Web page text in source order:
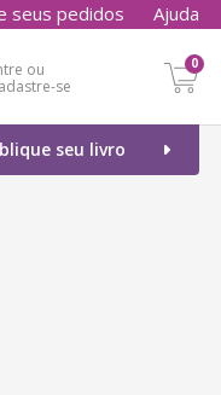
seus pedidos Ajuda
ou
se
0
seu livro